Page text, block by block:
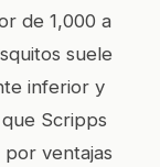
de 1,000 a
suele
inferior y
Scripps
por ventajas